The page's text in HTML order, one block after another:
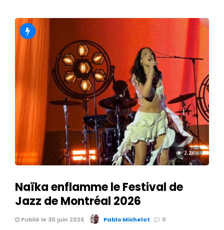
2.2K
Naïka enflamme le Festival de
Jazz de Montréal 2026
Publié le 30 juin 2026 Pablo Michelot 0